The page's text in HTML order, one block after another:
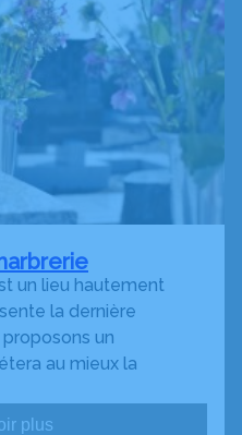
un lieu hautement
la dernière
un
au mieux la
plus